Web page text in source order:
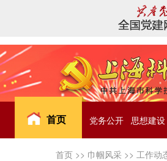
首页 党务公开 思想建设
首页 >> 巾帼风采 >> 工作动